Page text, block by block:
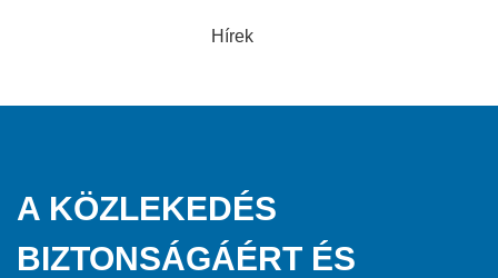
Hírek
A KÖZLEKEDÉS
BIZTONSÁGÁÉRT ÉS